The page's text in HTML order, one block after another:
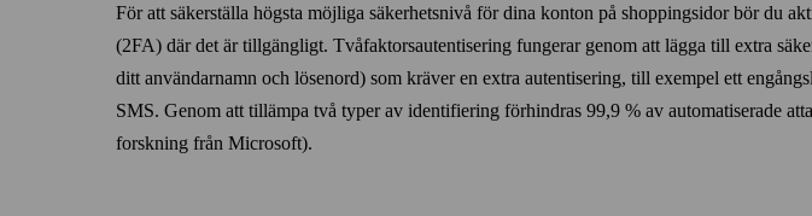
För att säker­ställa högsta möjliga säkerhetsnivå för dina konton på shopping­sidor bör du
(2FA) där det är tillgängligt. Två­faktors­autentisering fungerar genom att lägga till extra
ditt användar­namn och lösenord) som kräver en extra autentisering, till exempel ett
SMS. Genom att tillämpa två typer av identifiering förhindras 99,9 % av automatiserade
forskning från Microsoft).